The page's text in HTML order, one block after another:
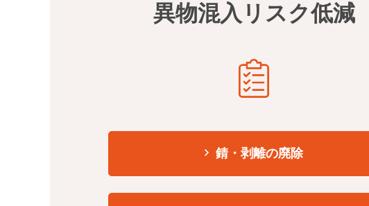
異物混入リスク低減
錆・剥離の廃除